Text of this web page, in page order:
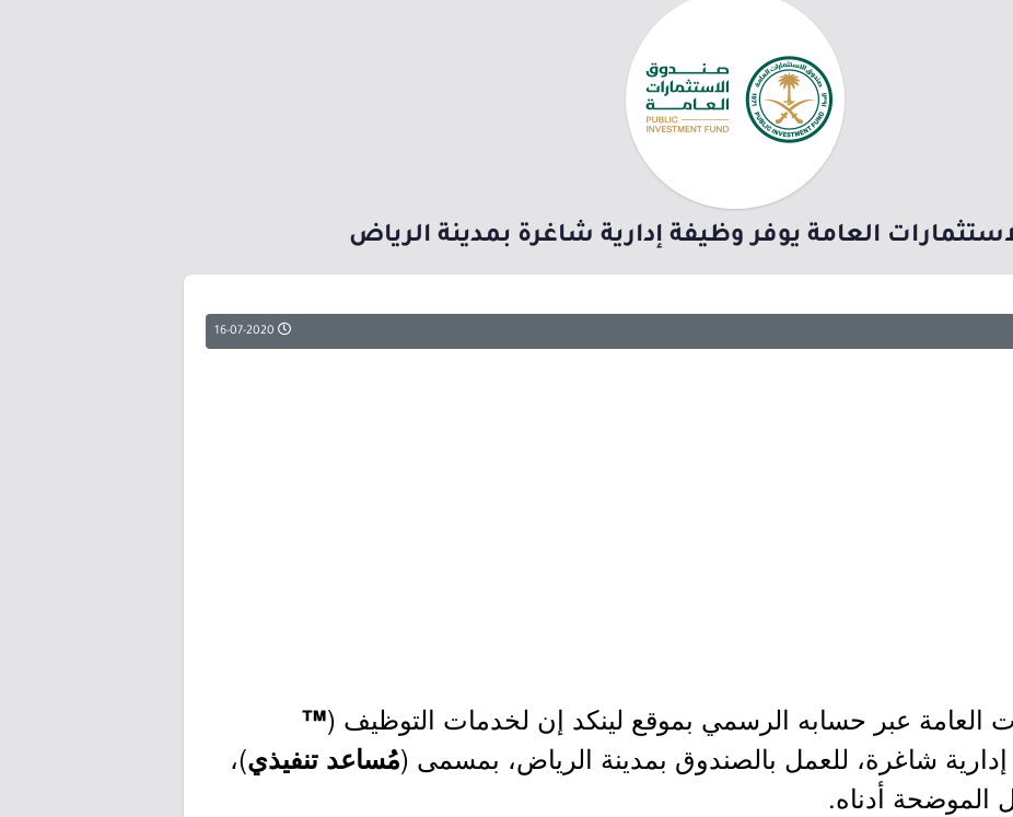
العامة يوفر وظيفة إدارية شاغرة بمدينة الرياض
العامة عبر حسابه الرسمي بموقع لينكد إن لخدمات التوظيف (™
شاغرة، للعمل بالصندوق بمدينة الرياض، بمسمى (مُساعد تنفيذي)،
الموضحة أدناه.